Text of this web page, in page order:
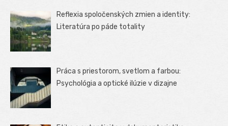
Reflexia spoločenských zmien a identity:
Literatúra po páde totality
Práca s priestorom, svetlom a farbou:
Psychológia a optické ilúzie v dizajne